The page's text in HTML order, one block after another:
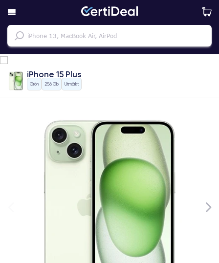
iPhone 15 Plus
Grön 256 Gb Utmärkt